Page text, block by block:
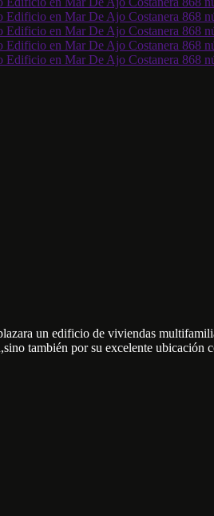
un edificio de viviendas
también por su excelente ubicación